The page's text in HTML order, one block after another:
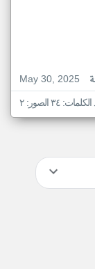
May 30, 2025
٣٤ الصور: ٢